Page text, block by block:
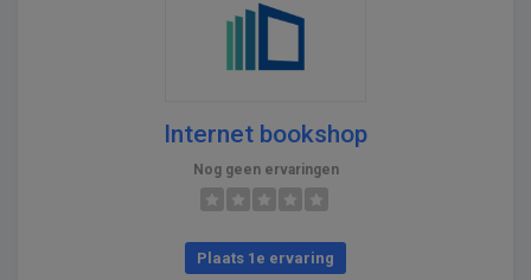
Internet bookshop
Nog geen ervaringen
Plaats 1e ervaring